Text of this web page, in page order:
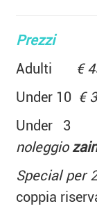
Prezzi
Adulti
€
Under 10 €
Under 3
noleggio
Special per
coppia